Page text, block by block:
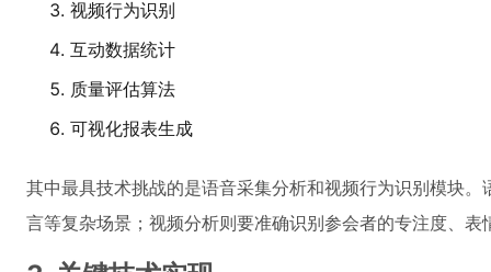
视频行为识别
互动数据统计
质量评估算法
可视化报表生成
其中最具技术挑战的是语音采集分析和视频行为识别模块
言等复杂场景；视频分析则要准确识别参会者的专注度、表